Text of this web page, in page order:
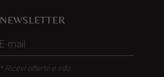
NEWSLETTER
* Ricevi offerte e info